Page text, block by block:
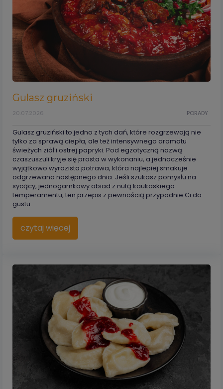
Gulasz gruziński
PORADY
20.07.2026
Gulasz gruziński to jedno z tych dań, które rozgrzewają nie
tylko za sprawą ciepła, ale też intensywnego aromatu
świeżych ziół i ostrej papryki. Pod egzotyczną nazwą
czaszuszuli kryje się prosta w wykonaniu, a jednocześnie
wyjątkowo wyrazista potrawa, która najlepiej smakuje
odgrzewana następnego dnia. Jeśli szukasz pomysłu na
sycący, jednogarnkowy obiad z nutą kaukaskiego
temperamentu, ten przepis z pewnością przypadnie Ci do
gustu.
czytaj więcej